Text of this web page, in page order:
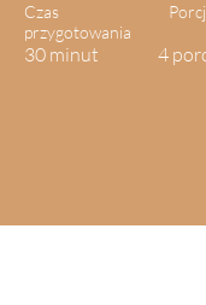
Czas
przygotowania
30 minut 4